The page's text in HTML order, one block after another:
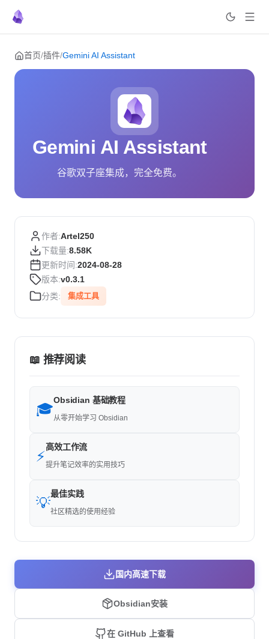
Skip to content
首页/插件/Gemini AI Assistant
Gemini AI Assistant
谷歌双子座集成，完全免费。
作者:Artel250
下载量:8.58K
更新时间:2024-08-28
版本:v0.3.1
分类:
集成工具
📖 推荐阅读
🎓
Obsidian 基础教程
从零开始学习 Obsidian
⚡
高效工作流
提升笔记效率的实用技巧
💡
最佳实践
社区精选的使用经验
国内高速下载
Obsidian安装
在 GitHub 上查看